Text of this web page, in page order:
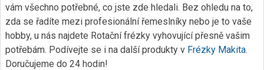
vám všechno potřebné, co jste zde hledali. Bez ohledu na to,
zda se řadíte mezi profesionální řemeslníky nebo je to vaše
hobby, u nás najdete Rotační frézky vyhovující přesně vašim
potřebám. Podívejte se i na další produkty v Frézky Makita.
Doručujeme do 24 hodin!